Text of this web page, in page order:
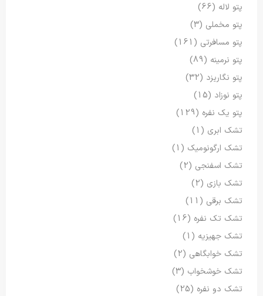
پتو لاله (66)
پتو مخملی (3)
پتو مسافرتی (161)
پتو نرمینه (89)
پتو نگاریزد (32)
پتو نوزاد (15)
پتو یک نفره (129)
تشک ابری (1)
تشک ارگونومیک (1)
تشک اسفنجی (2)
تشک بازی (2)
تشک برقی (11)
تشک تک نفره (16)
تشک جهیزیه (1)
تشک خوابگاهی (2)
تشک خوشخواب (3)
تشک دو نفره (25)